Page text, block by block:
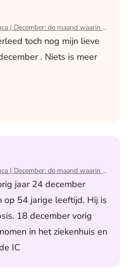
Blog Bianca | December: de maand waarin ik mijn man verloor
toch nog mijn lieve
. Niets is meer
| December: de maand
Blog Bianca | December: de maand waarin ik mijn man verloor
jaar 24 december
op 54 jarige leeftijd. Hij is
18 december vorig
in het ziekenhuis en
IC
| December: de maand